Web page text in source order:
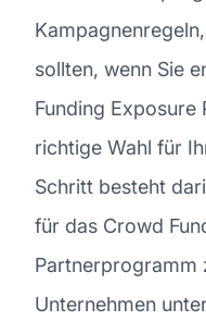
sollten, wenn Sie
Funding
richtige Wahl für
Schritt besteht
für das Crowd
Partnerprogramm
Unternehmen